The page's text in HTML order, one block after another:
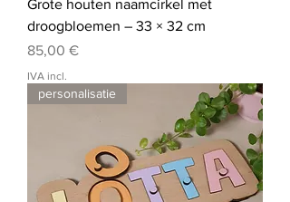
Grote houten naamcirkel met
droogbloemen – 33 × 32 cm
Preço
85,00 €
IVA incl.
personalisatie